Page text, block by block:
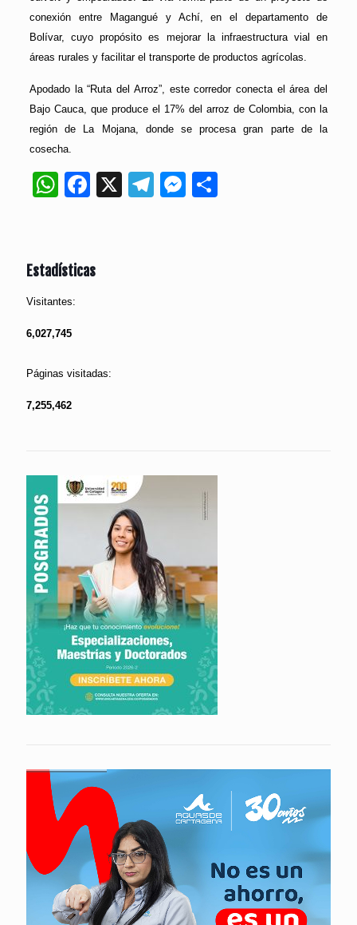
conexión entre Magangué y Achí, en el departamento de
Bolívar, cuyo propósito es mejorar la infraestructura vial en
áreas rurales y facilitar el transporte de productos agrícolas.
Apodado la “Ruta del Arroz”, este corredor conecta el área del
Bajo Cauca, que produce el 17% del arroz de Colombia, con la
región de La Mojana, donde se procesa gran parte de la
cosecha.
WhatsApp
Facebook
X Telegram
Messenger
Estadísticas
Visitantes:
6,027,745
Páginas visitadas:
7,255,462